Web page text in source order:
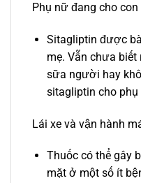
Phụ nữ đang cho con
Sitagliptin được
mẹ. Vẫn chưa
sữa người hay
sitagliptin cho
Lái xe và vận hành
Thuốc có thể gây
mặt ở một số ít